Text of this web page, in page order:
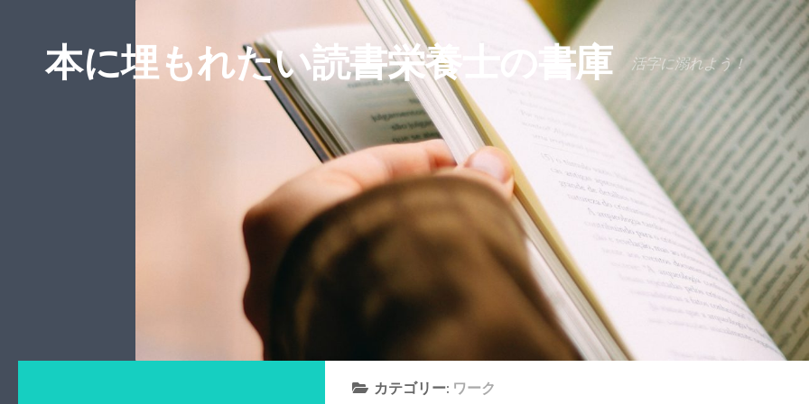
本に埋もれたい読書栄養士の書庫 活字に溺れよう！
カテゴリー: ワーク